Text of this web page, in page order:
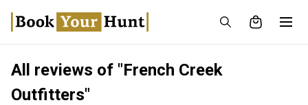
All reviews of "French Creek
Outfitters"